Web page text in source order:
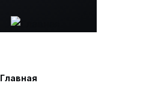
Строка
Главная